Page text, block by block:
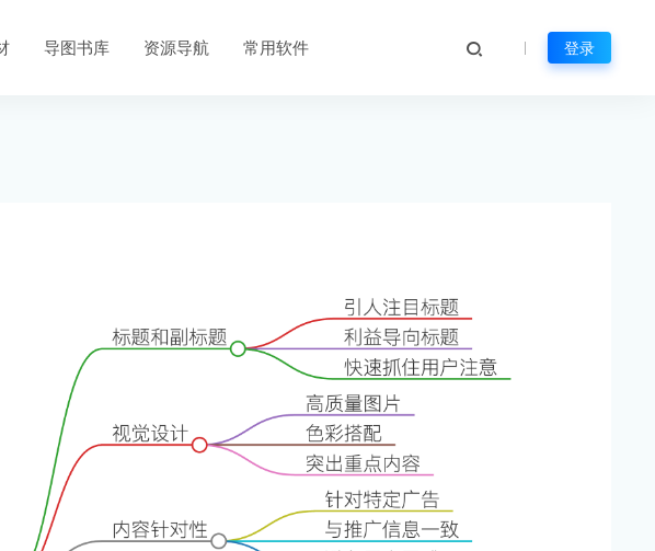
导图书库 资源导航 常用软件 登录